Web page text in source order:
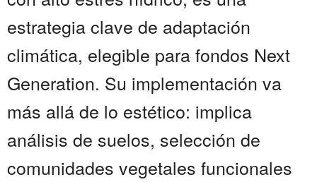
estrategia clave de adaptación
climática, elegible para fondos Next
Generation. Su implementación va
más allá de lo estético: implica
análisis de suelos, selección de
comunidades vegetales funcionales